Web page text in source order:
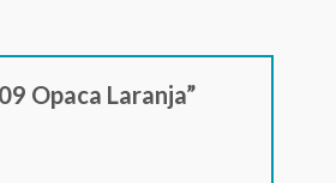
Opaca Laranja”